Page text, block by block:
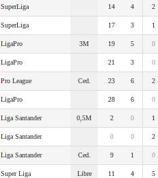
SuperLiga 14 4 2
SuperLiga 17 3 1
LigaPro 3M 19 5 0
LigaPro 21 3 0
Pro League Ced. 23 6 2
LigaPro 28 6 0
Liga Santander 0,5M 2 0 1
Liga Santander 0 0 2
Liga Santander Ced. 9 1 0
Super Liga Libre 11 4 5